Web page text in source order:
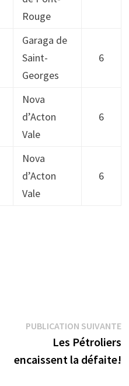
Rouge
Garaga de
Saint-
Georges
6
Nova
d’Acton
Vale
6
Nova
d’Acton
Vale
6
:
PUBLICATION SUIVANTE
Les Pétroliers
encaissent la défaite!